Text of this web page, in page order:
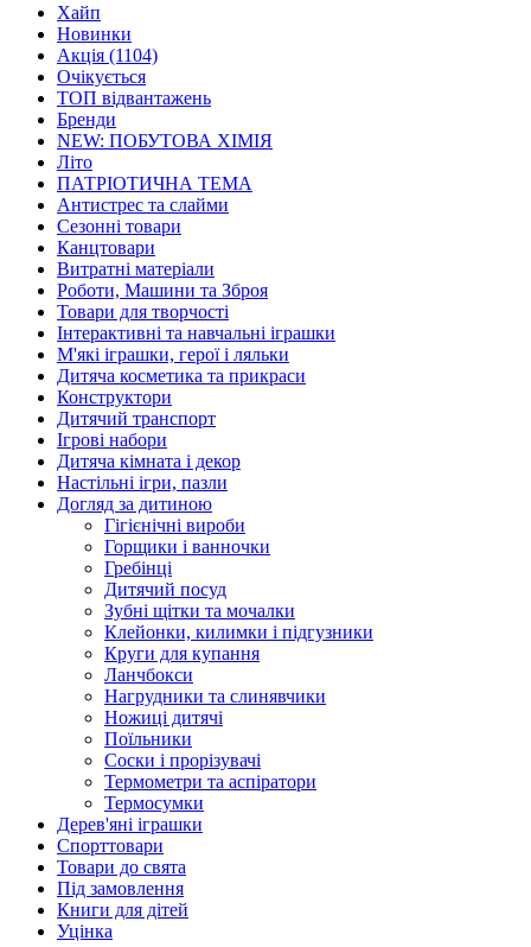
Хайп
Новинки
Акція (1104)
Очікується
ТОП відвантажень
Бренди
NEW: ПОБУТОВА ХІМІЯ
Літо
ПАТРІОТИЧНА ТЕМА
Антистрес та слайми
Сезонні товари
Канцтовари
Витратні матеріали
Роботи, Машини та Зброя
Товари для творчості
Інтерактивні та навчальні іграшки
М'які іграшки, герої і ляльки
Дитяча косметика та прикраси
Конструктори
Дитячий транспорт
Ігрові набори
Дитяча кімната і декор
Настільні ігри, пазли
Догляд за дитиною
Гігієнічні вироби
Горщики і ванночки
Гребінці
Дитячий посуд
Зубні щітки та мочалки
Клейонки, килимки і підгузники
Круги для купання
Ланчбокси
Нагрудники та слинявчики
Ножиці дитячі
Поїльники
Соски і прорізувачі
Термометри та аспіратори
Термосумки
Дерев'яні іграшки
Спорттовари
Товари до свята
Під замовлення
Книги для дітей
Уцінка